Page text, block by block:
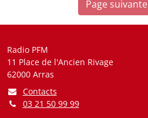
Page suivante
Radio PFM
11 Place de l'Ancien Rivage
62000 Arras
Contacts
03 21 50 99 99